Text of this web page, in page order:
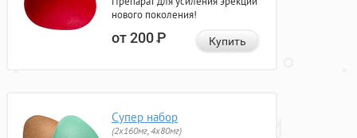
нового поколения!
от 200Р Купить
Супер набор
(2х160мг, 4х80мг)